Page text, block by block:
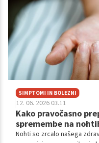
SIMPTOMI IN BOLEZNI
12. 06. 2026 03.11
Kako pravočasno
spremembe na
Nohti so zrcalo našega